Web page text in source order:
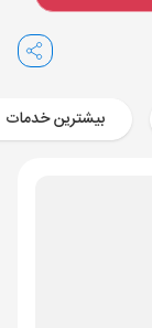
بیشترین خدمات